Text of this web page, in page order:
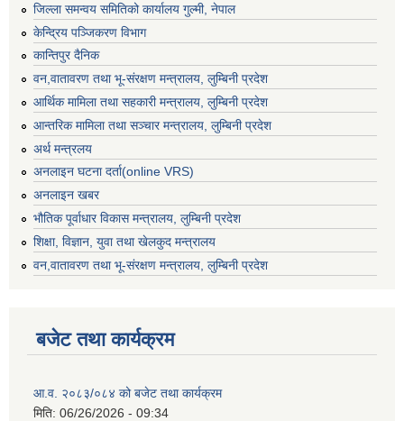
जिल्ला समन्वय समितिको कार्यालय गुल्मी, नेपाल
केन्द्रिय पञ्जिकरण विभाग
कान्तिपुर दैनिक
वन,वातावरण तथा भू-संरक्षण मन्त्रालय, लुम्बिनी प्रदेश
आर्थिक मामिला तथा सहकारी मन्त्रालय, लुम्बिनी प्रदेश
आन्तरिक मामिला तथा सञ्चार मन्त्रालय, लुम्बिनी प्रदेश
अर्थ मन्त्रलय
अनलाइन घटना दर्ता(online VRS)
अनलाइन खबर
भौतिक पूर्वाधार विकास मन्त्रालय, लुम्बिनी प्रदेश
शिक्षा, विज्ञान, युवा तथा खेलकुद मन्‍‍त्रालय
वन,वातावरण तथा भू-संरक्षण मन्त्रालय, लुम्बिनी प्रदेश
बजेट तथा कार्यक्रम
आ.व. २०८३/०८४ को बजेट तथा कार्यक्रम
मिति: 06/26/2026 - 09:34